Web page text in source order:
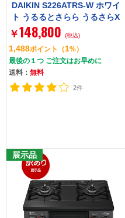
DAIKIN S226ATRS-W ホワイ
ト うるるとさらら うるさらX
RXシリーズ [エアコン (主に6
畳用)]
￥148,800 (税込)
1,488ポイント （1%）
最後の１つ ご注文はお早めに
送料：無料
2件
展示品